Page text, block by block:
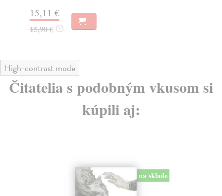
15,11 €
15,90 € ?
High-contrast mode
Čitatelia s podobným vkusom si
kúpili aj:
na sklade